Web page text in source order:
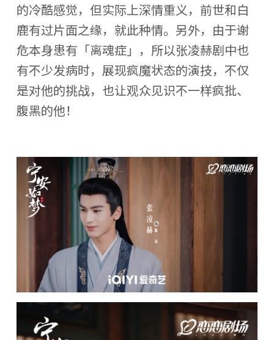
的冷酷感觉，但实际上深情重义，前世和白
鹿有过片面之缘，就此种情。另外，由于谢
危本身患有「离魂症」，所以张凌赫剧中也
有不少发病时，展现疯魔状态的演技，不仅
是对他的挑战，也让观众见识不一样疯批、
腹黑的他！